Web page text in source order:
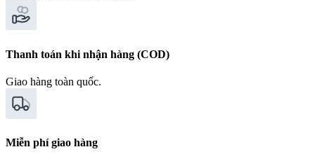
Thanh toán khi nhận hàng (COD)
Giao hàng toàn quốc.
Miễn phí giao hàng